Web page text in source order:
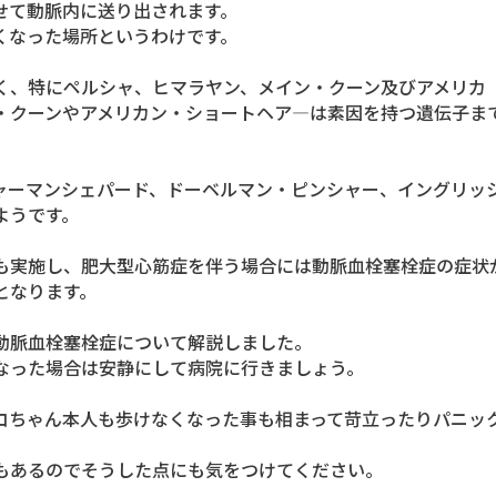
動脈内に送り出されます。
った場所というわけです。
特にペルシャ、ヒマラヤン、メイン・クーン及びアメリカ
ーンやアメリカン・ショートヘア―は素因を持つ遺伝子ま
マンシェパード、ドーベルマン・ピンシャー、イングリッ
です。
施し、肥大型心筋症を伴う場合には動脈血栓塞栓症の症状
ります。
血栓塞栓症について解説しました。
た場合は安静にして病院に行きましょう。
ゃん本人も歩けなくなった事も相まって苛立ったりパニッ
るのでそうした点にも気をつけてください。